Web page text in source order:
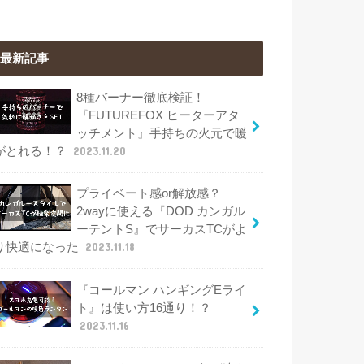
最新記事
8種バーナー徹底検証！
『FUTUREFOX ヒーターアタ
ッチメント』手持ちの火元で暖
とれる！？
2023.11.20
プライベート感or解放感？
2wayに使える『DOD カンガル
ーテントS』でサーカスTCがよ
快適になった
2023.11.18
『コールマン ハンギングEライ
ト』は使い方16通り！？
2023.11.16